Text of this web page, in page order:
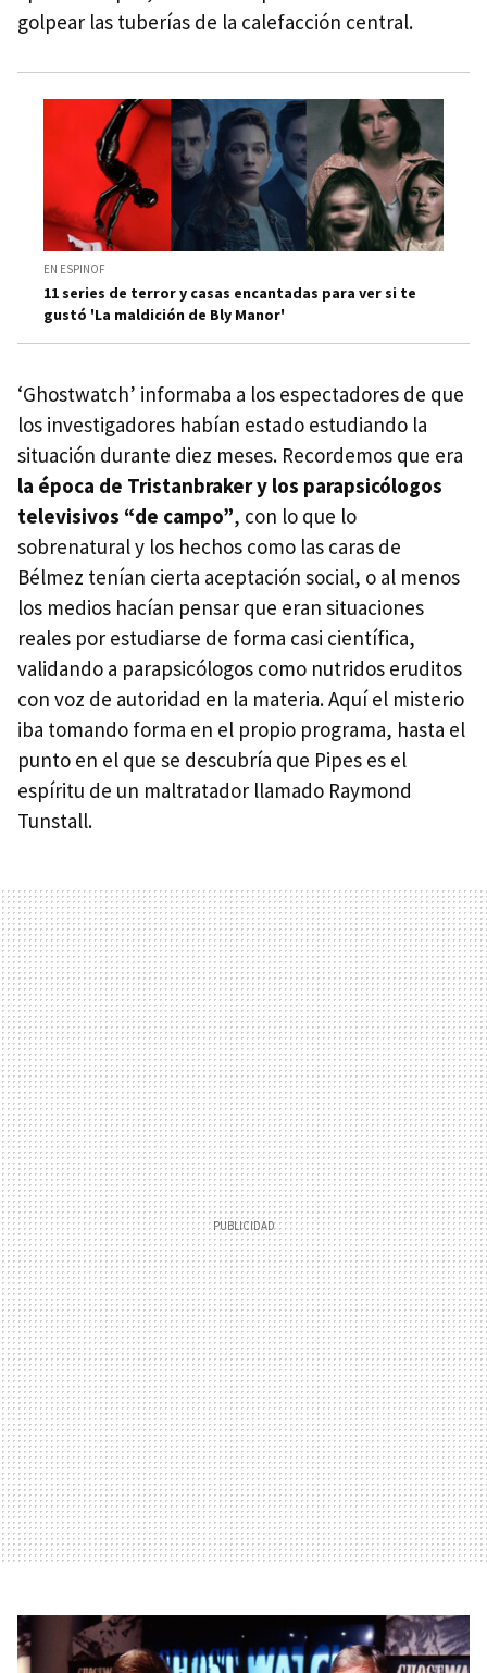
golpear las tuberías de la calefacción central.
EN ESPINOF
11 series de terror y casas encantadas para ver si te
gustó 'La maldición de Bly Manor'
‘Ghostwatch’ informaba a los espectadores de que
los investigadores habían estado estudiando la
situación durante diez meses. Recordemos que era
la época de Tristanbraker y los parapsicólogos
televisivos “de campo”, con lo que lo
sobrenatural y los hechos como las caras de
Bélmez tenían cierta aceptación social, o al menos
los medios hacían pensar que eran situaciones
reales por estudiarse de forma casi científica,
validando a parapsicólogos como nutridos eruditos
con voz de autoridad en la materia. Aquí el misterio
iba tomando forma en el propio programa, hasta el
punto en el que se descubría que Pipes es el
espíritu de un maltratador llamado Raymond
Tunstall.